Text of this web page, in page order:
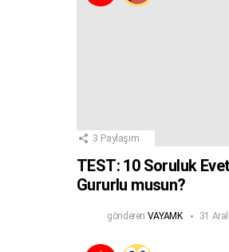
3 Paylaşım
TEST: 10 Soruluk
Gururlu musun?
gönderen VAYAMK 31